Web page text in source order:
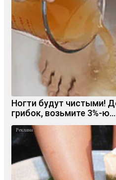
Ногти будут чистыми!
грибок, возьмите 3%-ю…